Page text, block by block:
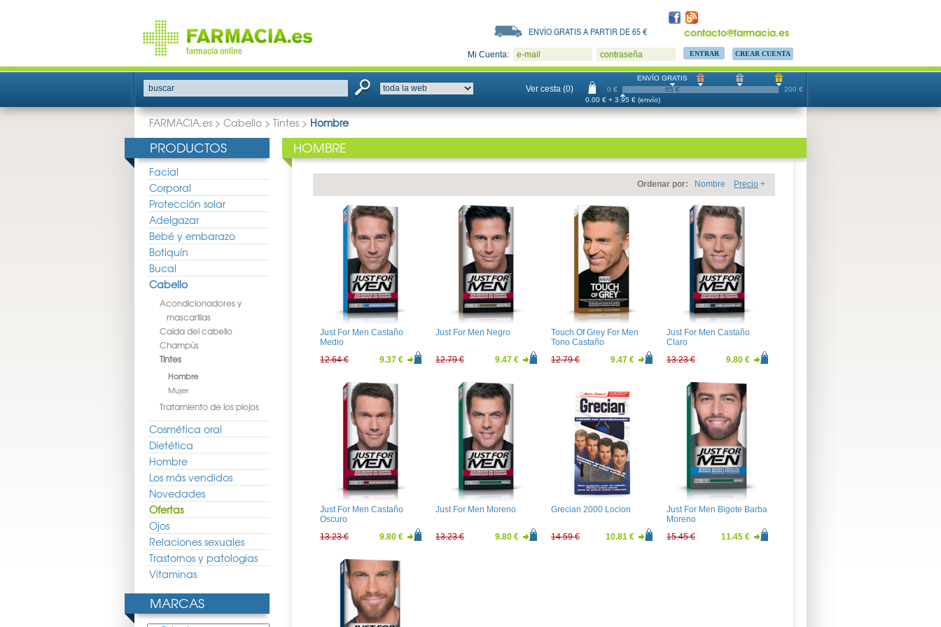
contacto@farmacia.es
ENVÍO GRATIS A PARTIR DE 65 €
Mi Cuenta: e-mail contraseña CREAR CUENTA
buscar Ver cesta (0) 0 € 200 €
ENVÍO GRATIS
65 €
0.00 € + 3.95 € (envío)
FARMACIA.es > Cabello > Tintes > Hombre
PRODUCTOS
Facial
Corporal
Protección solar
Adelgazar
Bebé y embarazo
Botiquín
Bucal
Cabello
Acondicionadores y
mascarillas
Caída del cabello
Champús
Tintes
Hombre
Mujer
Tratamiento de los piojos
Cosmética oral
Dietética
Hombre
Los más vendidos
Novedades
Ofertas
Ojos
Relaciones sexuales
Trastornos y patologias
Vitaminas
MARCAS
HOMBRE
Ordenar por: Nombre Precio +
Just For Men Castaño
Medio
12.64 €
9.37 €
Just For Men Negro
12.79 € 9.47 €
Touch Of Grey For Men
Tono Castaño
12.79 €
9.47 €
Just For Men Castaño
Claro
13.23 €
9.80 €
Just For Men Castaño
Oscuro
13.23 €
9.80 €
Just For Men Moreno
13.23 € 9.80 €
Grecian 2000 Locion
14.59 € 10.81 €
Just For Men Bigote Barba
Moreno
15.45 €
11.45 €